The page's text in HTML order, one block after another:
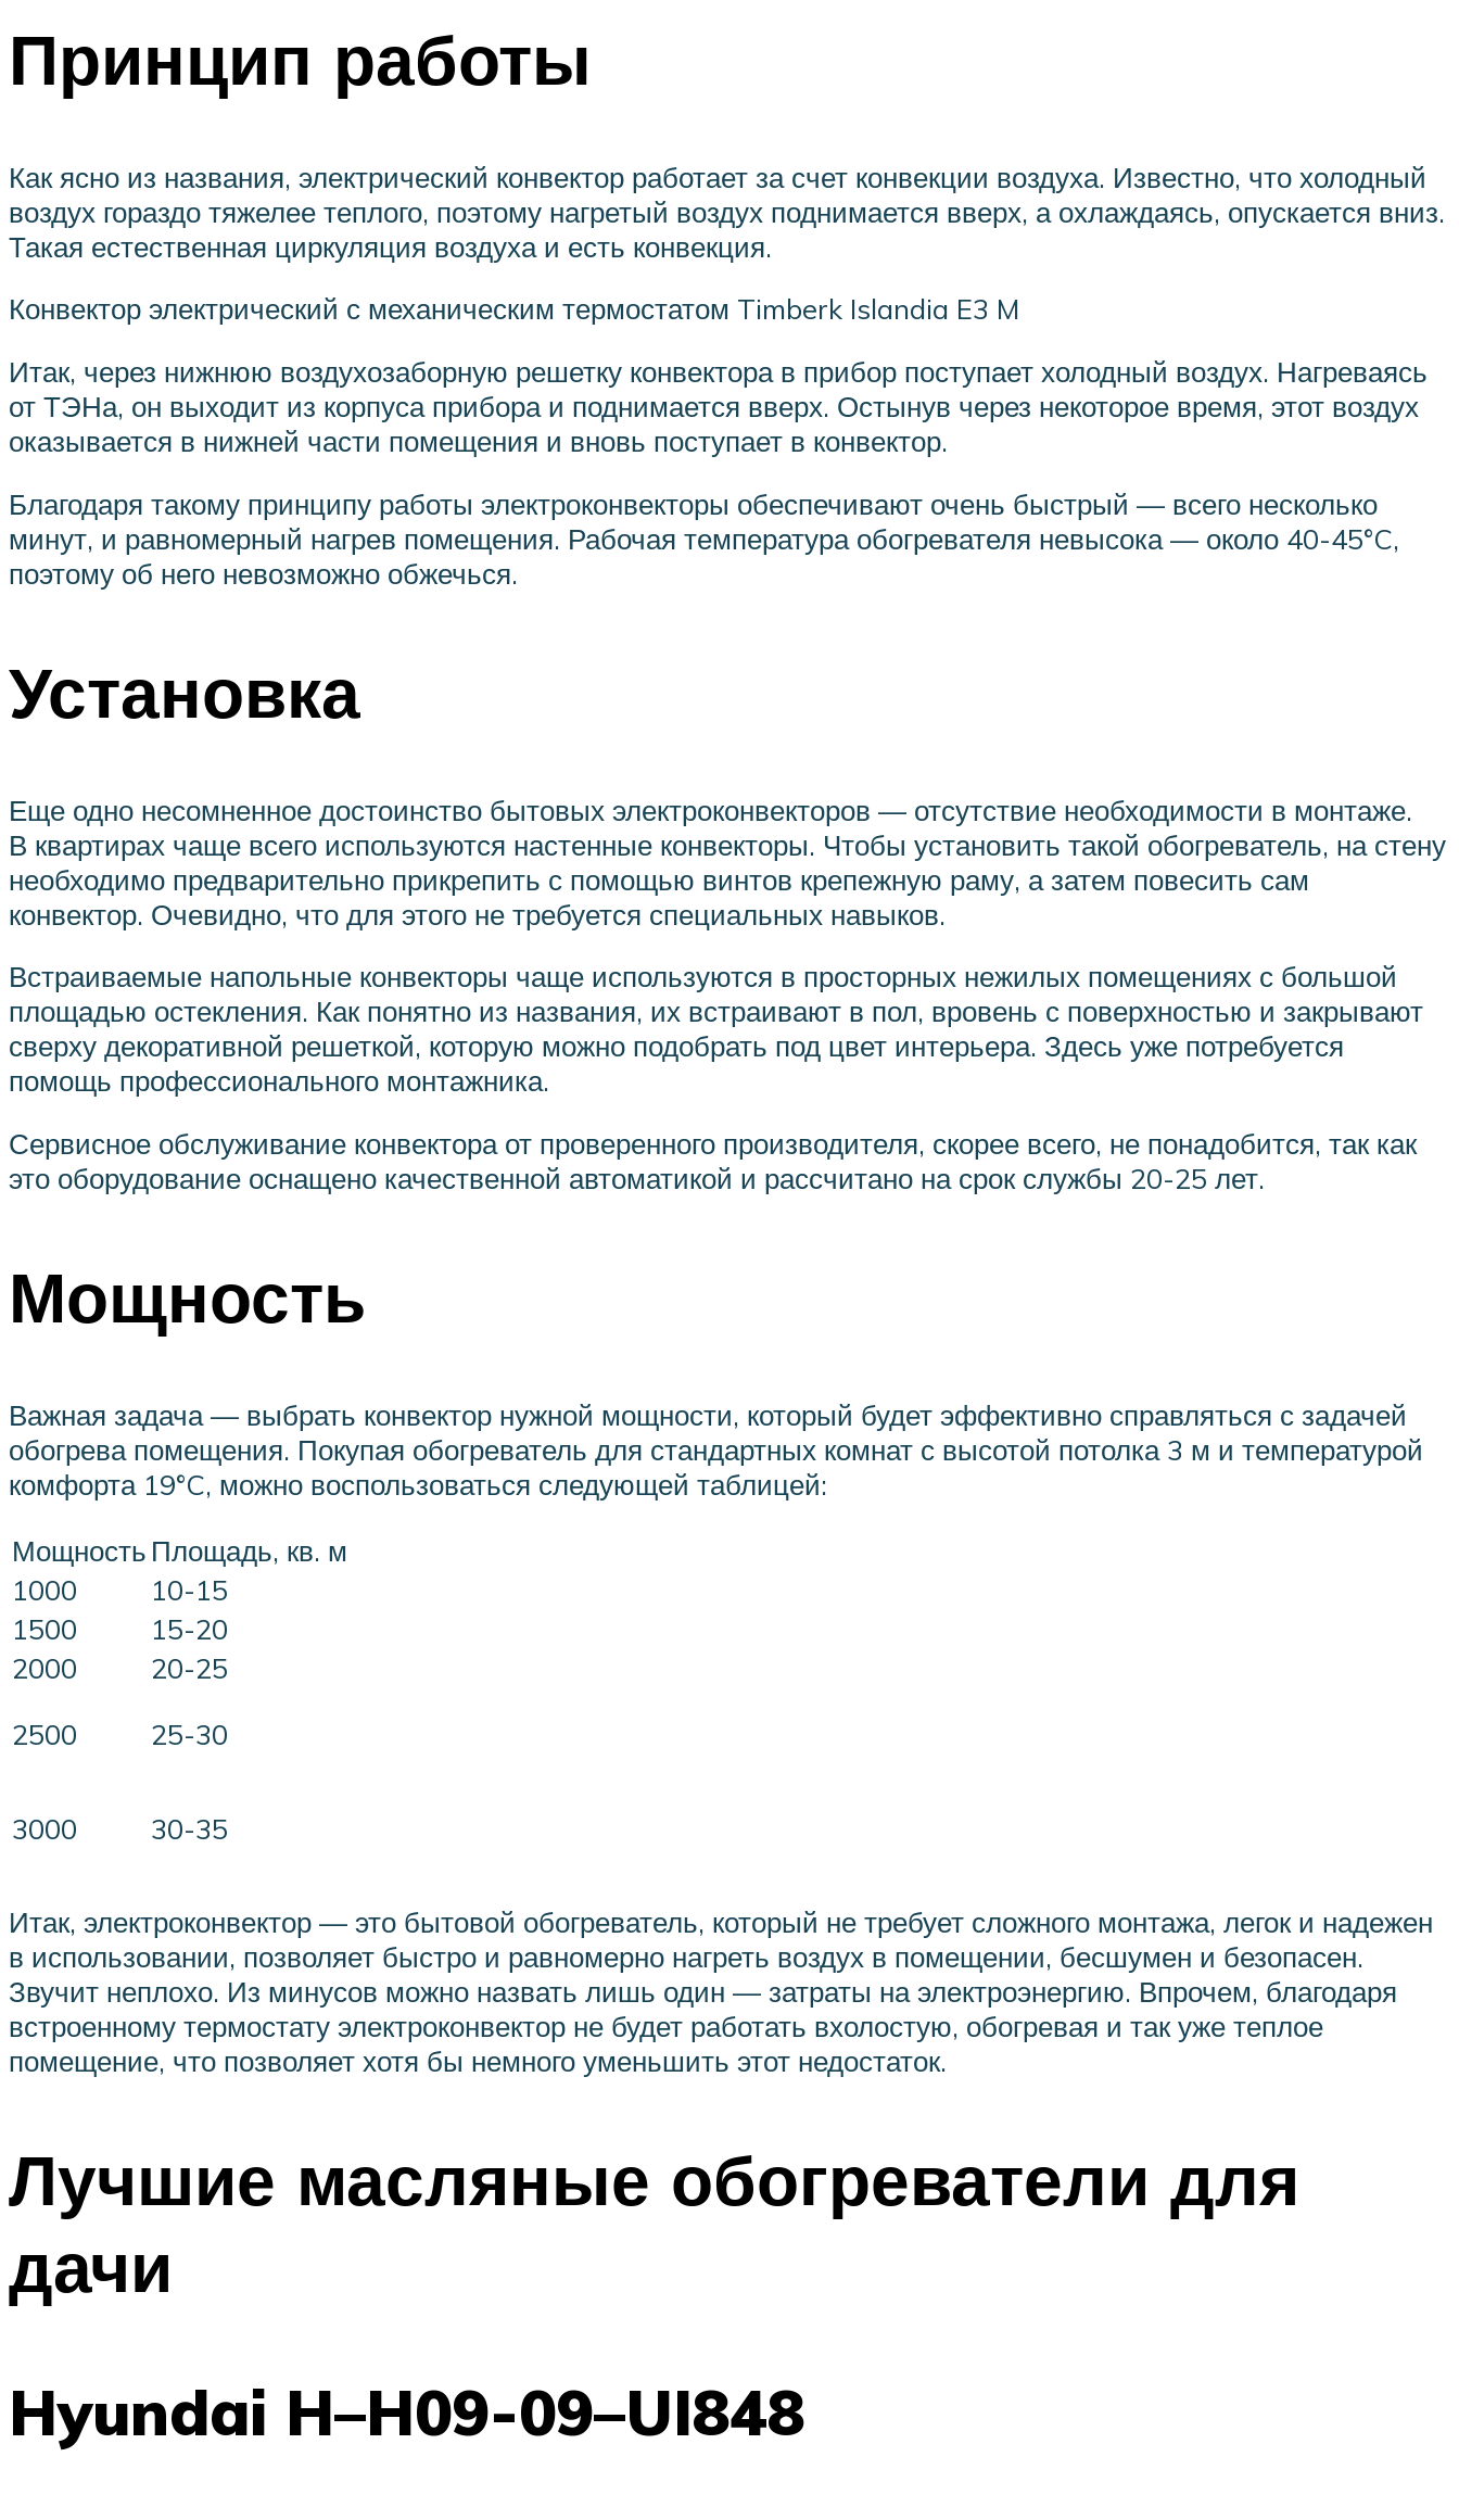
Принцип работы
Как ясно из названия, электрический конвектор работает за счет конвекции воздуха. Известно, что холодный
воздух гораздо тяжелее теплого, поэтому нагретый воздух поднимается вверх, а охлаждаясь, опускается вниз.
Такая естественная циркуляция воздуха и есть конвекция.
Конвектор электрический с механическим термостатом Timberk Islandia E3 M
Итак, через нижнюю воздухозаборную решетку конвектора в прибор поступает холодный воздух. Нагреваясь
от ТЭНа, он выходит из корпуса прибора и поднимается вверх. Остынув через некоторое время, этот воздух
оказывается в нижней части помещения и вновь поступает в конвектор.
Благодаря такому принципу работы электроконвекторы обеспечивают очень быстрый — всего несколько
минут, и равномерный нагрев помещения. Рабочая температура обогревателя невысока — около 40-45°C,
поэтому об него невозможно обжечься.
Установка
Еще одно несомненное достоинство бытовых электроконвекторов — отсутствие необходимости в монтаже.
В квартирах чаще всего используются настенные конвекторы. Чтобы установить такой обогреватель, на стену
необходимо предварительно прикрепить с помощью винтов крепежную раму, а затем повесить сам
конвектор. Очевидно, что для этого не требуется специальных навыков.
Встраиваемые напольные конвекторы чаще используются в просторных нежилых помещениях с большой
площадью остекления. Как понятно из названия, их встраивают в пол, вровень с поверхностью и закрывают
сверху декоративной решеткой, которую можно подобрать под цвет интерьера. Здесь уже потребуется
помощь профессионального монтажника.
Сервисное обслуживание конвектора от проверенного производителя, скорее всего, не понадобится, так как
это оборудование оснащено качественной автоматикой и рассчитано на срок службы 20-25 лет.
Мощность
Важная задача — выбрать конвектор нужной мощности, который будет эффективно справляться с задачей
обогрева помещения. Покупая обогреватель для стандартных комнат с высотой потолка 3 м и температурой
комфорта 19°C, можно воспользоваться следующей таблицей:
Мощность Площадь, кв. м
1000
10-15
1500
15-20
2000
20-25
2500
25-30
3000 30-35
Итак, электроконвектор — это бытовой обогреватель, который не требует сложного монтажа, легок и надежен
в использовании, позволяет быстро и равномерно нагреть воздух в помещении, бесшумен и безопасен.
Звучит неплохо. Из минусов можно назвать лишь один — затраты на электроэнергию. Впрочем, благодаря
встроенному термостату электроконвектор не будет работать вхолостую, обогревая и так уже теплое
помещение, что позволяет хотя бы немного уменьшить этот недостаток.
Лучшие масляные обогреватели для
дачи
Hyundai H–H09-09–UI848